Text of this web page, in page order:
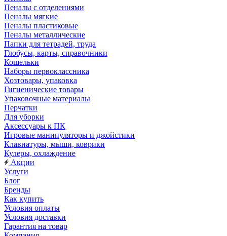
Пеналы с отделениями
Пеналы мягкие
Пеналы пластиковые
Пеналы металлические
Папки для тетрадей, труда
Глобусы, карты, справочники
Кошельки
Наборы первоклассника
Хозтовары, упаковка
Гигиенические товары
Упаковочные материалы
Перчатки
Для уборки
Аксессуары к ПК
Игровые манипуляторы и джойстики
Клавиатуры, мыши, коврики
Кулеры, охлаждение
Акции
Услуги
Блог
Бренды
Как купить
Условия оплаты
Условия доставки
Гарантия на товар